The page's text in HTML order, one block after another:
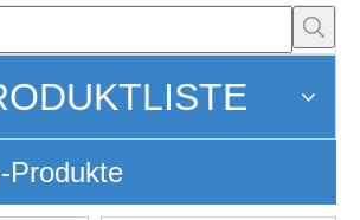
Produkte